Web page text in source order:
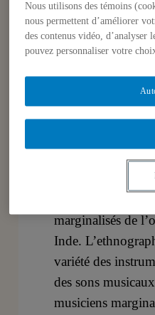
Odisha de
Lidia Guzy,
religions
College Cork,
Cette
documentation
de longue terme
marginalisés de
Inde.
variété des
des sons
musiciens
Nous utilisons des témoins
nous permettent d’améliorer
des contenus vidéo, d’analyser
pouvez personnaliser votre